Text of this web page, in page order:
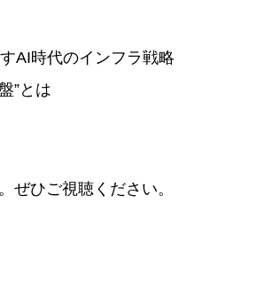
AI時代のインフラ戦略
とは
ぜひご視聴ください。